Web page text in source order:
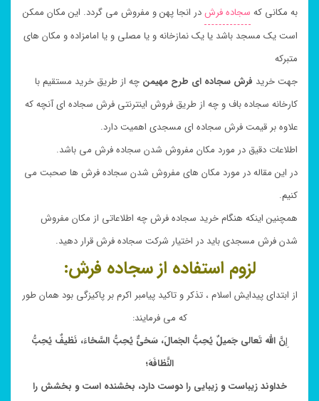
به مکانی که سجاده فرشدر انجا پهن و مفروش می گردد. این مکان ممکن
است یک مسجد باشد یا یک نمازخانه و یا مصلی و یا امامزاده و مکان های
متبرکه
جهت خرید فرش سجاده ای طرح مهیمن چه از طریق خرید مستقیم با
کارخانه سجاده باف و چه از طریق فروش اینترنتی فرش سجاده ای آنچه که
علاوه بر قیمت فرش سجاده ای مسجدی اهمیت دارد.
اطلاعات دقیق در مورد مکان مفروش شدن سجاده فرش می باشد.
در این مقاله در مورد مکان های مفروش شدن سجاده فرش ها صحبت می
کنیم.
همچنین اینکه هنگام خرید سجاده فرش چه اطلاعاتی از مکان مفروش
شدن فرش مسجدی باید در اختیار شرکت سجاده فرش قرار دهید.
لزوم استفاده از سجاده فرش:
از ابتدای پیدایش اسلام ، تذکر و تاکید پیامبر اکرم بر پاکیزگی بود همان طور
که می فرمایند:
إِنَّ اللّه تَعالى جَمیلٌ یُحِبُّ الجَمالَ، سَخىٌّ یُحِبُّ السَّخاءَ، نَظیفٌ یُحِبُّ
النَّظافَهَ؛
خداوند زیباست و زیبایى را دوست دارد، بخشنده است و بخشش را